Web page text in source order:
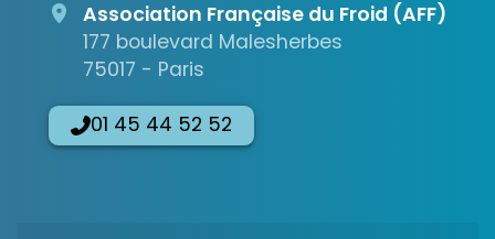
Association Française du Froid (AFF)
177 boulevard Malesherbes
75017 - Paris
01 45 44 52 52